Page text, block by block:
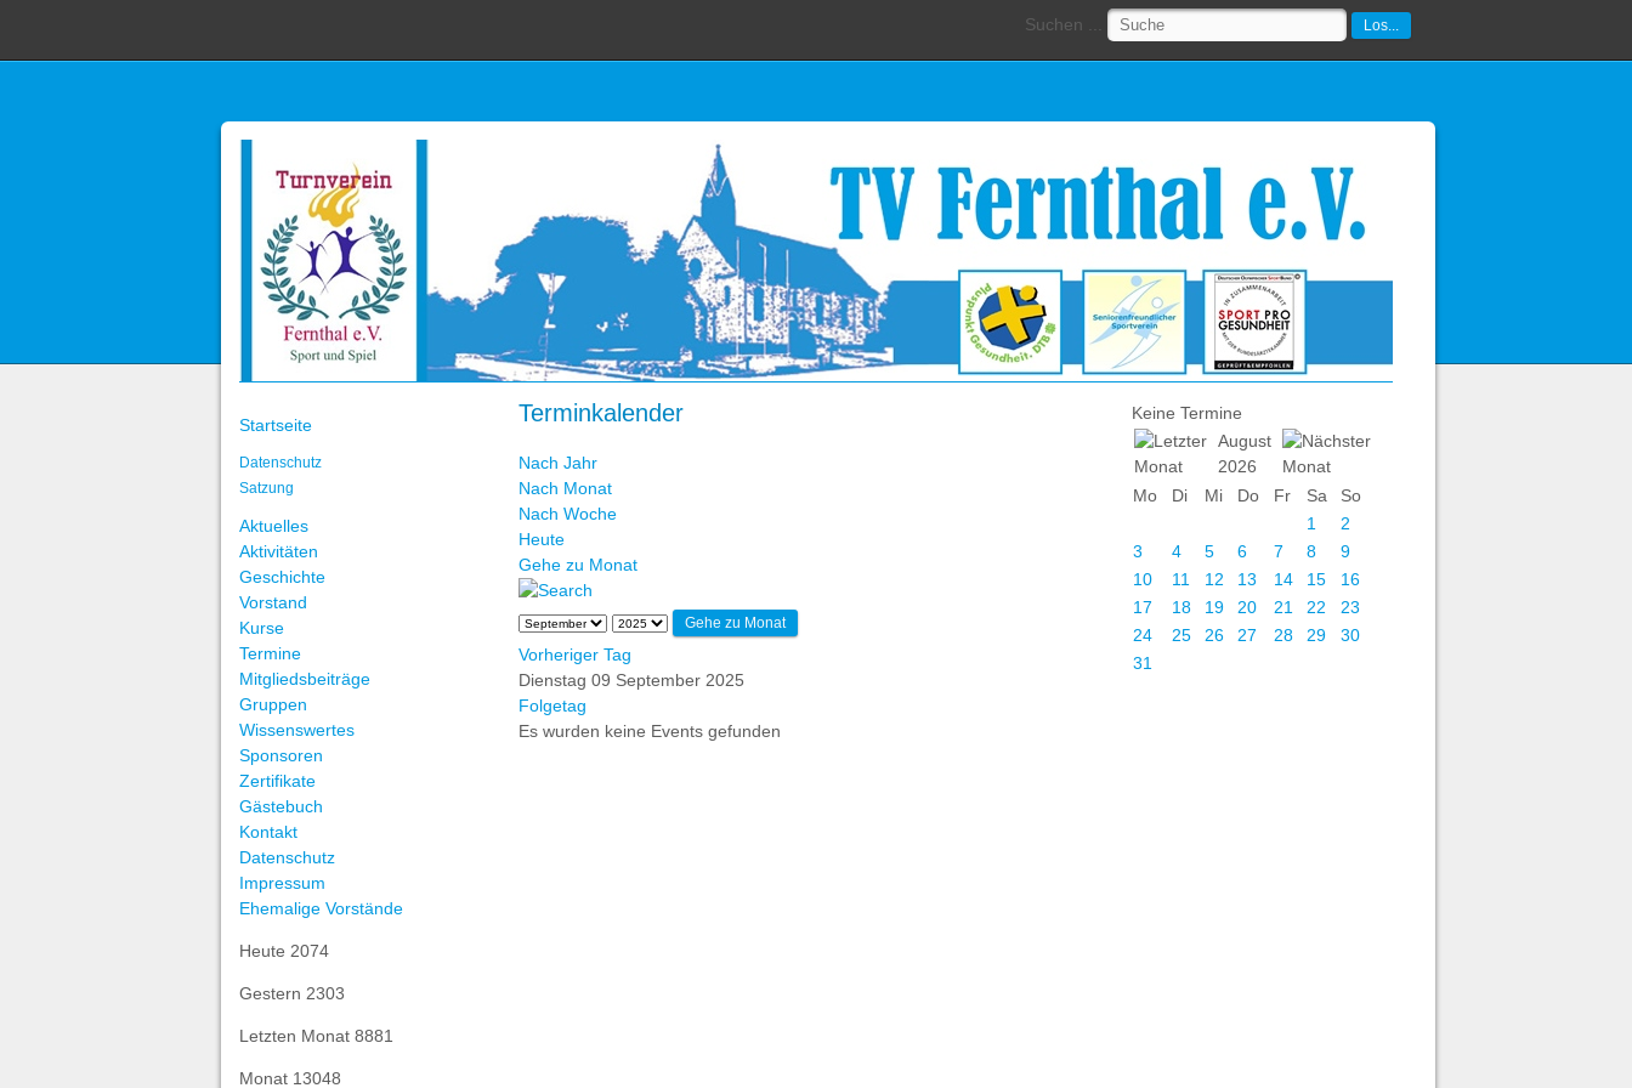
Suchen ... Los...
Startseite
Datenschutz
Satzung
Aktuelles
Aktivitäten
Geschichte
Vorstand
Kurse
Termine
Mitgliedsbeiträge
Gruppen
Wissenswertes
Sponsoren
Zertifikate
Gästebuch
Kontakt
Datenschutz
Impressum
Ehemalige Vorstände
Heute 2074
Gestern 2303
Letzten Monat 8881
Monat 13048
Terminkalender
Nach Jahr
Nach Monat
Nach Woche
Heute
Gehe zu Monat
Gehe zu Monat
Vorheriger Tag
Dienstag 09 September 2025
Folgetag
Es wurden keine Events gefunden
Keine Termine
August
2026
Mo
Di Mi Do Fr Sa
So
1
2
3
4 5 6 7 8
9
10
11 12 13 14 15
16
17
18 19 20 21 22
23
24
25 26 27 28 29
30
31